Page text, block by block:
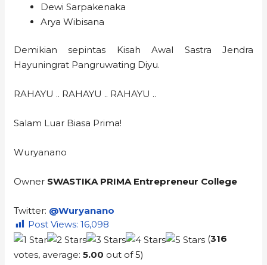
Dewi Sarpakenaka
Arya Wibisana
Demikian sepintas Kisah Awal Sastra Jendra
Hayuningrat Pangruwating Diyu.
RAHAYU .. RAHAYU .. RAHAYU ..
Salam Luar Biasa Prima!
Wuryanano
Owner SWASTIKA PRIMA Entrepreneur College
Twitter: @Wuryanano
Post Views: 16,098
(316
votes, average:5.00 out of 5)